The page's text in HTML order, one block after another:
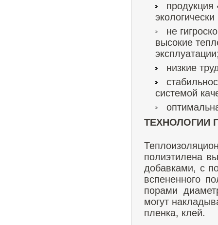
продукция
не
высокие
низкие
системой
ТЕХНОЛОГИИ
полиэтилена
добавками, с
вспененного
порами
могут
пленка, клей.